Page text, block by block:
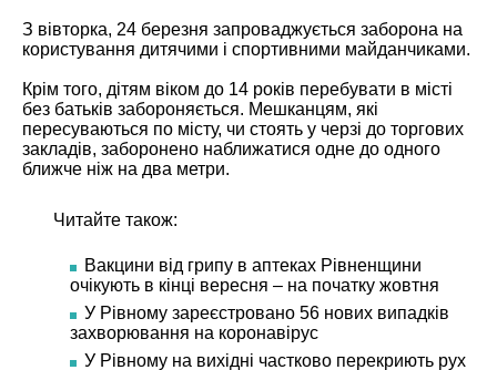
З вівторка, 24 березня запроваджується заборона на
користування дитячими і спортивними майданчиками.
Крім того, дітям віком до 14 років перебувати в місті
без батьків забороняється. Мешканцям, які
пересуваються по місту, чи стоять у черзі до торгових
закладів, заборонено наближатися одне до одного
ближче ніж на два метри.
Читайте також:
Вакцини від грипу в аптеках Рівненщини
очікують в кінці вересня – на початку жовтня
У Рівному зареєстровано 56 нових випадків
захворювання на коронавірус
У Рівному на вихідні частково перекриють рух